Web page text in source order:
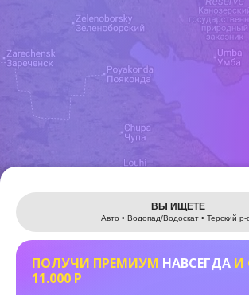
ВЫ ИЩЕТЕ
Авто • Водопад/Водоскат • Терский р-
ПОЛУЧИ ПРЕМИУМ НАВСЕГДА И
11.000 Р